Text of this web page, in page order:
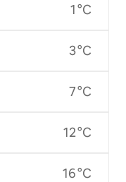
1 °C
3 °C
7 °C
12 °C
16 °C